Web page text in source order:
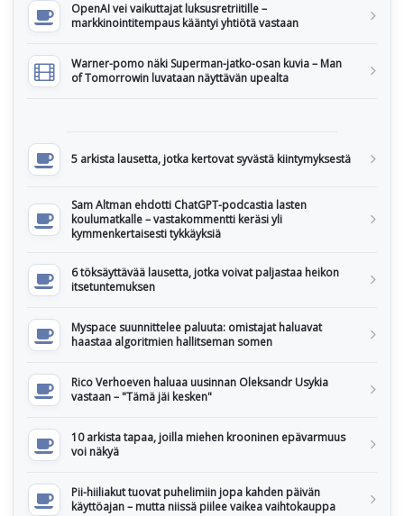
OpenAI vei vaikuttajat luksusretriitille –
markkinointitempaus kääntyi yhtiötä vastaan
Warner-pomo näki Superman-jatko-osan kuvia – Man
of Tomorrowin luvataan näyttävän upealta
5 arkista lausetta, jotka kertovat syvästä kiintymyksestä
Sam Altman ehdotti ChatGPT-podcastia lasten
koulumatkalle – vastakommentti keräsi yli
kymmenkertaisesti tykkäyksiä
6 töksäyttävää lausetta, jotka voivat paljastaa heikon
itsetuntemuksen
Myspace suunnittelee paluuta: omistajat haluavat
haastaa algoritmien hallitseman somen
Rico Verhoeven haluaa uusinnan Oleksandr Usykia
vastaan – "Tämä jäi kesken"
10 arkista tapaa, joilla miehen krooninen epävarmuus
voi näkyä
Pii-hiiliakut tuovat puhelimiin jopa kahden päivän
käyttöajan – mutta niissä piilee vaikea vaihtokauppa